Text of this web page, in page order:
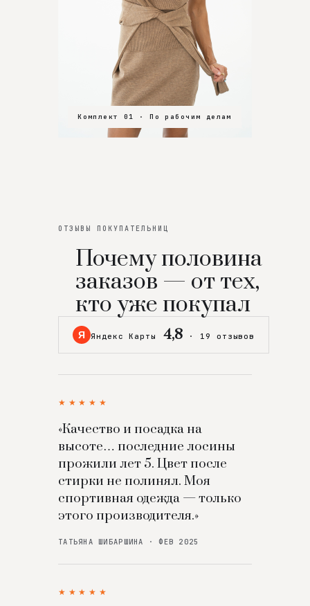
Комплект 01 · По рабочим делам
Комплект 02 · В зал
Комплект 03 · На особенный вечер
ОТЗЫВЫ ПОКУПАТЕЛЬНИЦ
Почему половина
заказов — от тех,
кто уже покупал
Я Яндекс Карты 4,8 · 19 отзывов
★★★★★
«Качество и посадка на
высоте… последние лосины
прожили лет 5. Цвет после
стирки не полинял. Моя
спортивная одежда — только
этого производителя.»
ТАТЬЯНА ШИБАРШИНА · ФЕВ 2025
★★★★★